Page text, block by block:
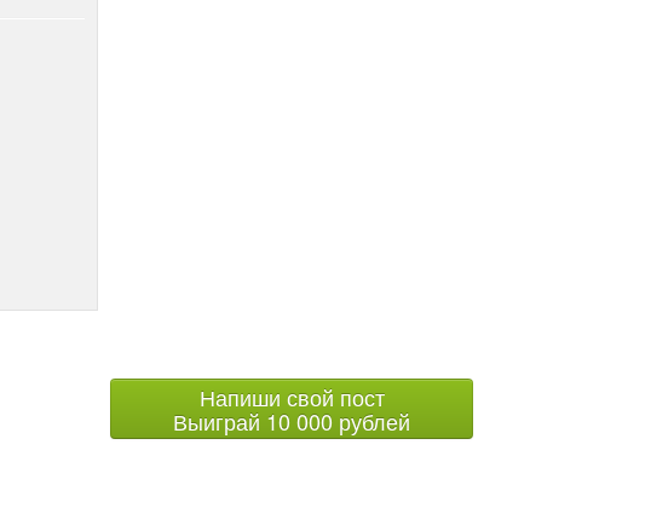
Напиши свой пост
Выиграй 10 000 рублей